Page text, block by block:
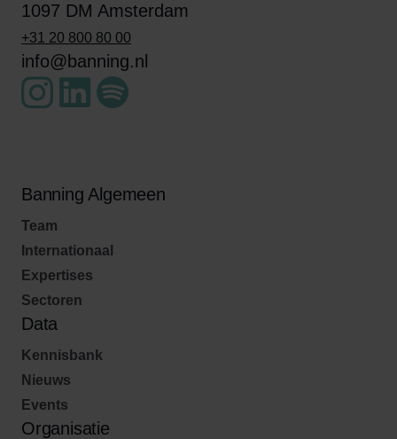
1097 DM Amsterdam
+31 20 800 80 00
info@banning.nl
Banning Algemeen
Team
Internationaal
Expertises
Sectoren
Data
Kennisbank
Nieuws
Events
Organisatie